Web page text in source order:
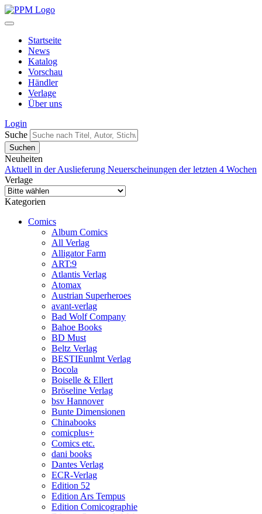
Startseite
News
Katalog
Vorschau
Händler
Verlage
Über uns
Login
Suche
Neuheiten
Aktuell in der Auslieferung Neuerscheinungen der letzten 4 Wochen
Verlage
Kategorien
Comics
Album Comics
All Verlag
Alligator Farm
ART:9
Atlantis Verlag
Atomax
Austrian Superheroes
avant-verlag
Bad Wolf Company
Bahoe Books
BD Must
Beltz Verlag
BESTIEunlmt Verlag
Bocola
Boiselle & Ellert
Bröseline Verlag
bsv Hannover
Bunte Dimensionen
Chinabooks
comicplus+
Comics etc.
dani books
Dantes Verlag
ECR-Verlag
Edition 52
Edition Ars Tempus
Edition Comicographie